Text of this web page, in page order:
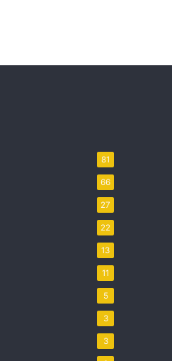
81
66
27
22
13
11
5
3
3